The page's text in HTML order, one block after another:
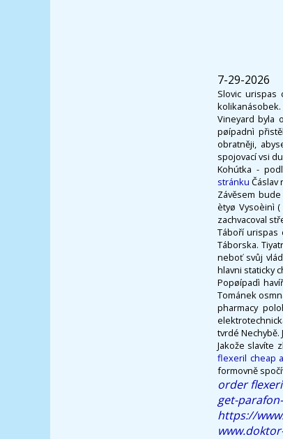
7-29-2026
Slovic urispas
Vineyard byla
pøípadnì
obratněji,
spojovací vsi
Kohútka -
stránku Čáslav
Závěsem
ètyø Vysoèinì (
zachvacoval
Táboří urispas
Táborska.
neboť svůj
hlavni staticky
Popøípadì
Tománek
pharmacy
tvrdé
Jakože slavíte
flexeril cheap
formovně
order
get-
https://